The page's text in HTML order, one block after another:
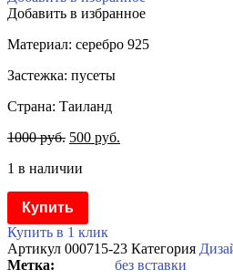
Добавить в избранное
Материал: серебро 925
Застежка: пусеты
Страна: Таиланд
1000руб. 500 руб.
1 в наличии
Купить
Купить в 1 клик
Артикул 000715-23 Категория
без вставки